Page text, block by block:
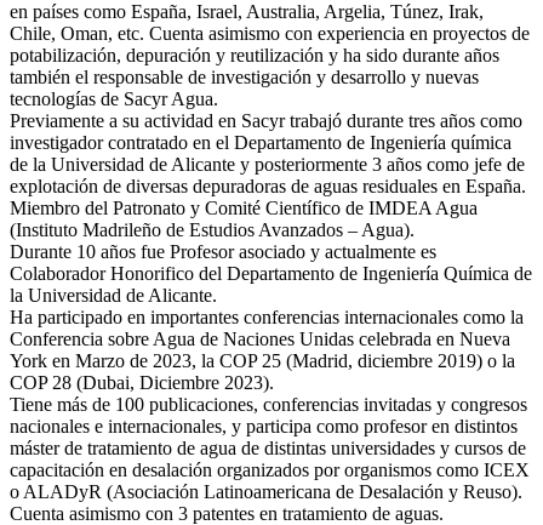
en países como España, Israel, Australia, Argelia, Túnez, Irak,
Chile, Oman, etc. Cuenta asimismo con experiencia en proyectos de
potabilización, depuración y reutilización y ha sido durante años
también el responsable de investigación y desarrollo y nuevas
tecnologías de Sacyr Agua.
Previamente a su actividad en Sacyr trabajó durante tres años como
investigador contratado en el Departamento de Ingeniería química
de la Universidad de Alicante y posteriormente 3 años como jefe de
explotación de diversas depuradoras de aguas residuales en España.
Miembro del Patronato y Comité Científico de IMDEA Agua
(Instituto Madrileño de Estudios Avanzados – Agua).
Durante 10 años fue Profesor asociado y actualmente es
Colaborador Honorifico del Departamento de Ingeniería Química de
la Universidad de Alicante.
Ha participado en importantes conferencias internacionales como la
Conferencia sobre Agua de Naciones Unidas celebrada en Nueva
York en Marzo de 2023, la COP 25 (Madrid, diciembre 2019) o la
COP 28 (Dubai, Diciembre 2023).
Tiene más de 100 publicaciones, conferencias invitadas y congresos
nacionales e internacionales, y participa como profesor en distintos
máster de tratamiento de agua de distintas universidades y cursos de
capacitación en desalación organizados por organismos como ICEX
o ALADyR (Asociación Latinoamericana de Desalación y Reuso).
Cuenta asimismo con 3 patentes en tratamiento de aguas.